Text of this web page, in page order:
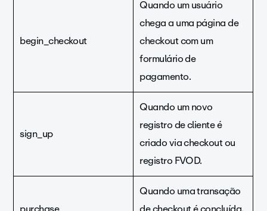
begin_checkout
Quando um usuário
chega a uma página de
checkout com um
formulário de
pagamento.
sign_up
Quando um novo
registro de cliente é
criado via checkout ou
registro FVOD.
Quando uma transação